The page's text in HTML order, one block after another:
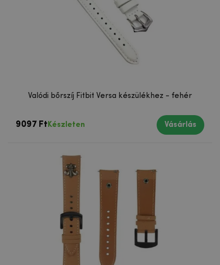
Valódi bőrszíj Fitbit Versa készülékhez - fehér
9097 Ft Készleten Vásárlás